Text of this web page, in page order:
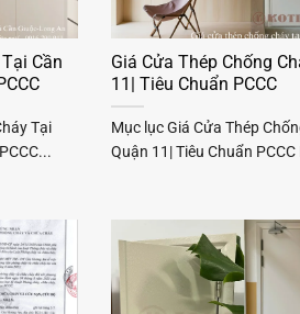
Cần
Tại
Giá Cửa Thép Chống
11| Tiêu Chuẩn PCCC
Mục lục Giá Cửa Thép
Quận 11| Tiêu Chuẩn